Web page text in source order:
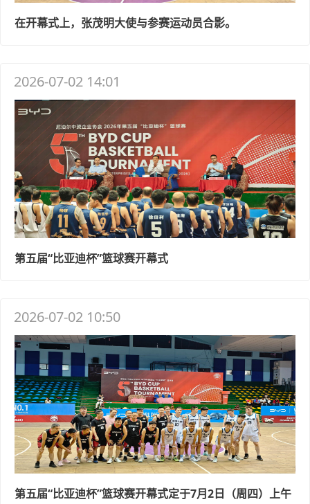
在开幕式上，张茂明大使与参赛运动员合影。
2026-07-02 14:01
第五届“比亚迪杯”篮球赛开幕式
2026-07-02 10:50
第五届“比亚迪杯”篮球赛开幕式定于7月2日（周四）上午